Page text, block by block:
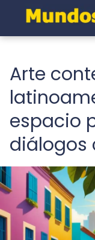
Arte
espacio
diálogos